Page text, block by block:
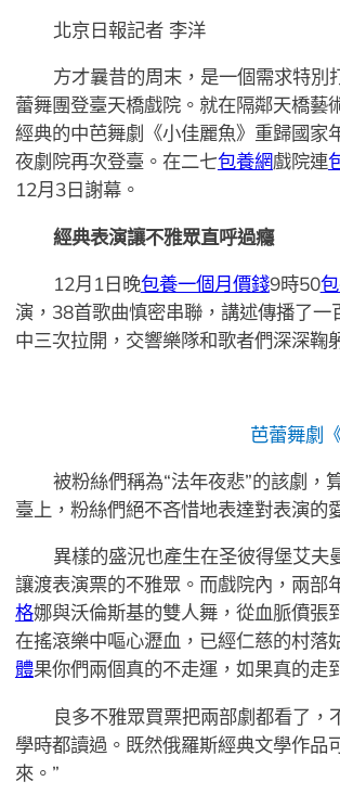
北京日報記者 李洋
方才曩昔的周末，是一個需求特
蕾舞團登臺天橋戲院。就在隔鄰天橋
經典的中芭舞劇《小佳麗魚》重歸國
夜劇院再次登臺。在二七包養網戲院連
12月3日謝幕。
經典表演讓不雅眾直呼過癮
12月1日晚包養一個月價錢9時50
演，38首歌曲慎密串聯，講述傳播了
中三次拉開，交響樂隊和歌者們深深鞠
芭蕾舞劇
被粉絲們稱為“法年夜悲”的該劇，
臺上，粉絲們絕不吝惜地表達對表演的
異樣的盛況也產生在圣彼得堡艾
讓渡表演票的不雅眾。而戲院內，兩部
格娜與沃倫斯基的雙人舞，從血脈僨張
在搖滾樂中嘔心瀝血，已經仁慈的村落
體果你們兩個真的不走運，如果真的走
良多不雅眾買票把兩部劇都看了，
學時都讀過。既然俄羅斯經典文學作品
來。”